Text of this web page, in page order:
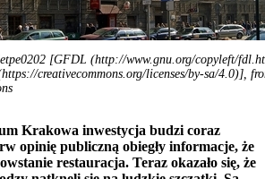
[GFDL (http://www.gnu.org/copyleft/
creativecommons.org/licenses/by-sa/4.0)],
Krakowa inwestycja budzi coraz
opinię publiczną obiegły informacje, że
restauracja. Teraz okazało się, że